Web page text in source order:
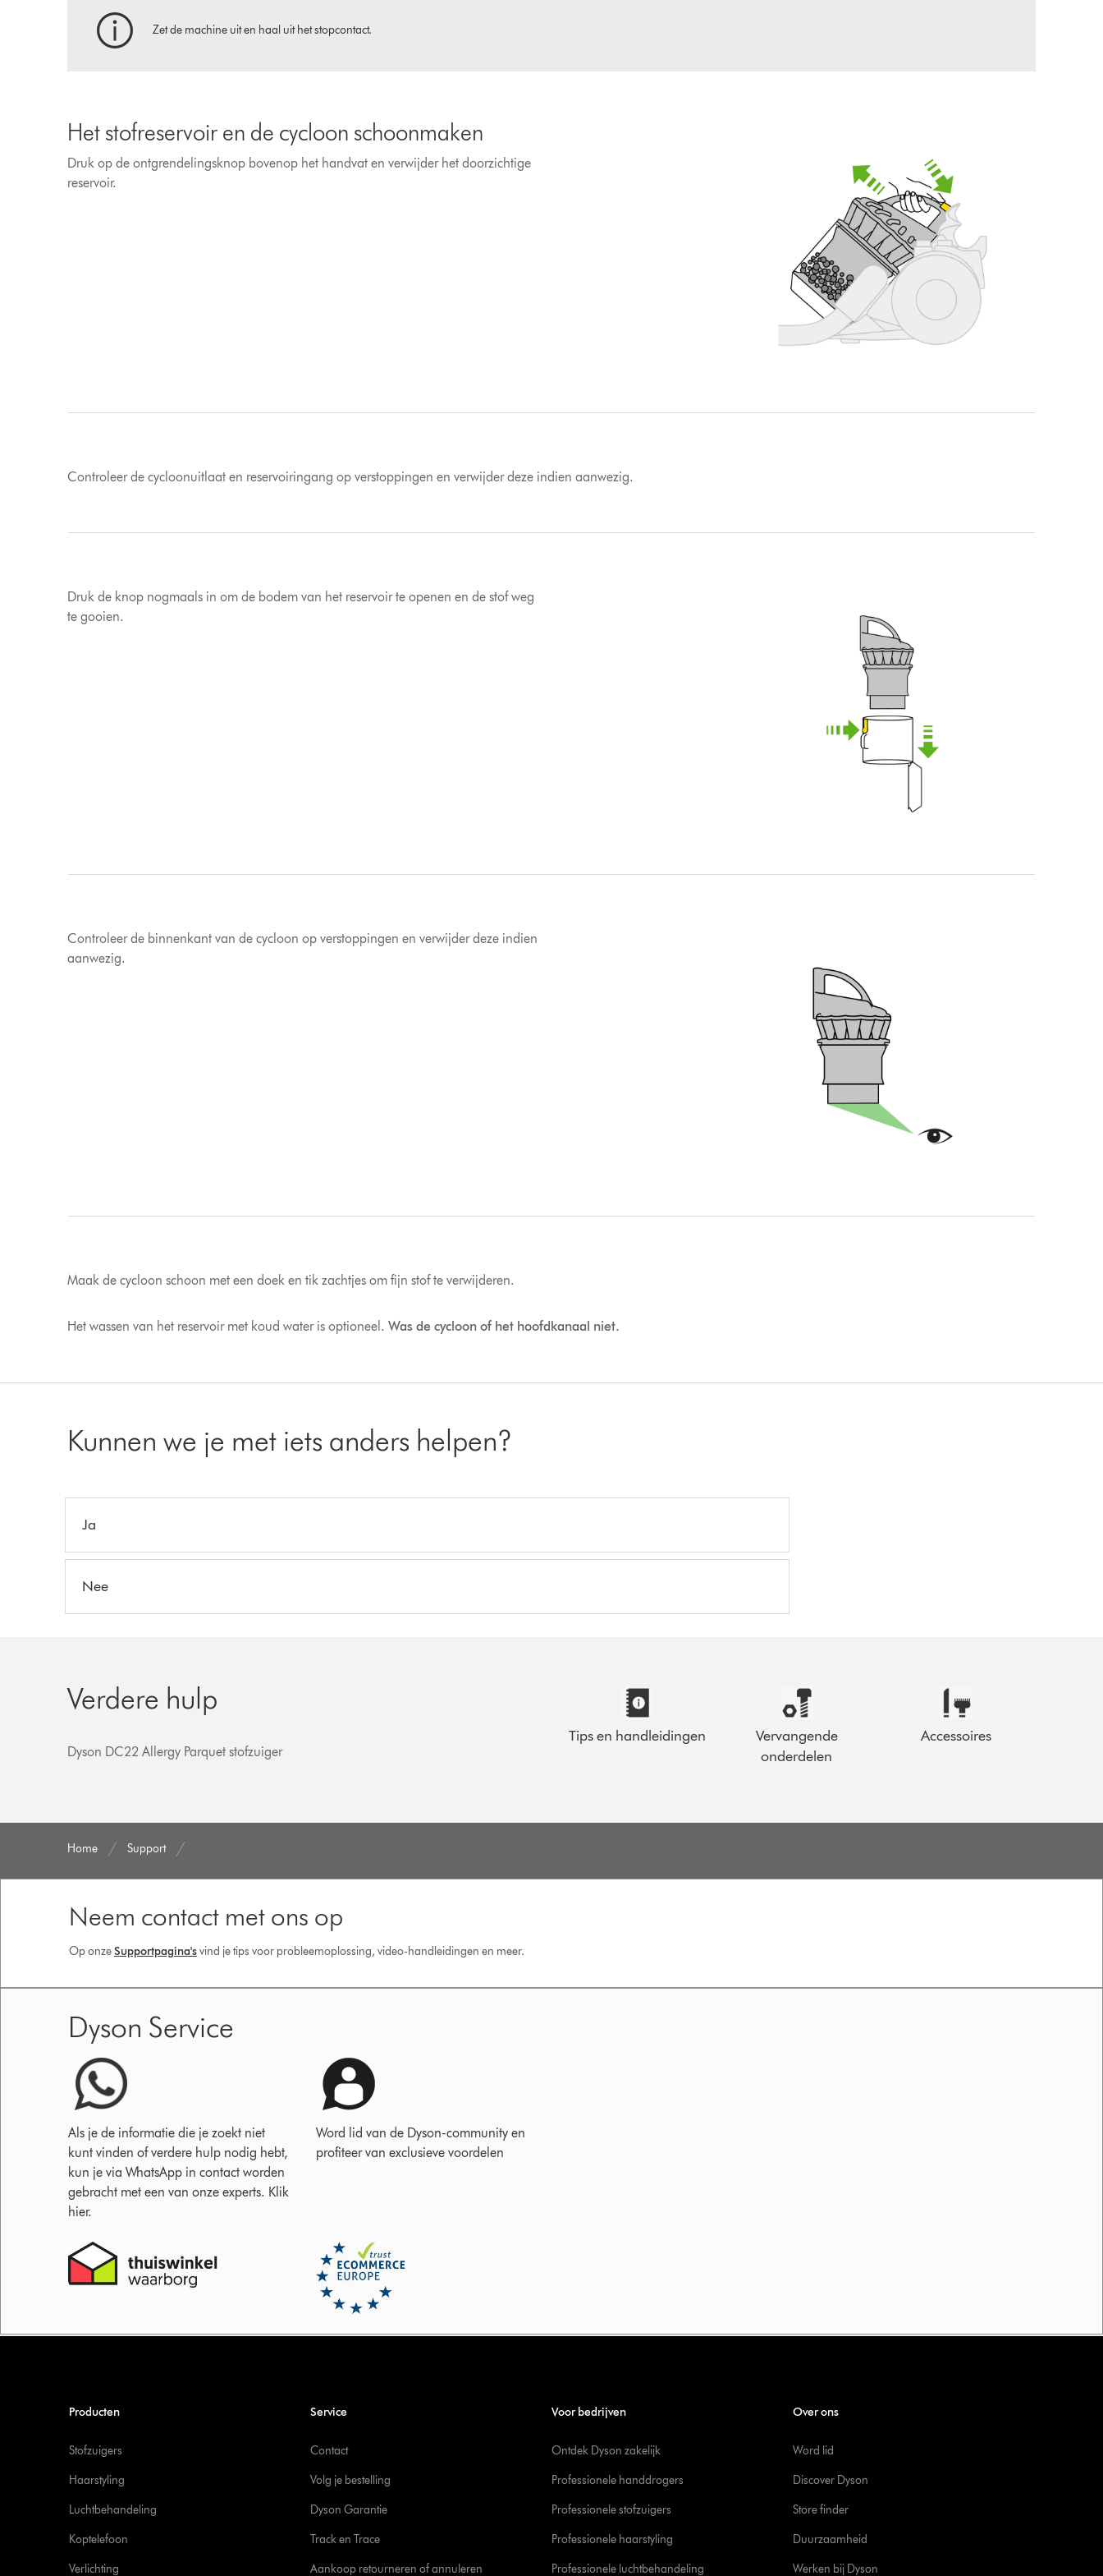
Zet de machine uit en haal uit het stopcontact.
Het stofreservoir en de cycloon schoonmaken
Druk op de ontgrendelingsknop bovenop het handvat en verwijder het doorzichtige
reservoir.
Controleer de cycloonuitlaat en reservoiringang op verstoppingen en verwijder deze indien aanwezig.
Druk de knop nogmaals in om de bodem van het reservoir te openen en de stof weg
te gooien.
Controleer de binnenkant van de cycloon op verstoppingen en verwijder deze indien
aanwezig.
Maak de cycloon schoon met een doek en tik zachtjes om fijn stof te verwijderen.
Het wassen van het reservoir met koud water is optioneel.Was de cycloon of het hoofdkanaal niet.
Kunnen we je met iets anders helpen?
Ja
Nee
Verdere hulp
Dyson DC22 Allergy Parquet stofzuiger
Tips en handleidingen
Vervangende
onderdelen
Accessoires
Home Support
Neem contact met ons op
Op onzeSupportpagina'svind je tips voor probleemoplossing, video-handleidingen en meer.
Dyson Service
Als je de informatie die je zoekt niet
kunt vinden of verdere hulp nodig hebt,
kun je via WhatsApp in contact worden
gebracht met een van onze experts. Klik
hier.
Word lid van de Dyson-community en
profiteer van exclusieve voordelen
Producten
Stofzuigers
Haarstyling
Luchtbehandeling
Koptelefoon
Verlichting
Service
Contact
Volg je bestelling
Dyson Garantie
Track en Trace
Aankoop retourneren of annuleren
Voor bedrijven
Ontdek Dyson zakelijk
Professionele handdrogers
Professionele stofzuigers
Professionele haarstyling
Professionele luchtbehandeling
Over ons
Word lid
Discover Dyson
Store finder
Duurzaamheid
Werken bij Dyson